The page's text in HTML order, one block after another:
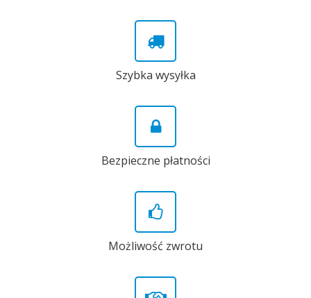
Szybka wysyłka
Bezpieczne płatności
Możliwość zwrotu